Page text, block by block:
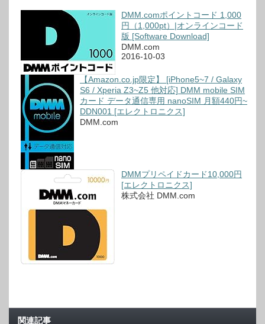
DMM.comポイントコード 1,000
円（1,000pt）|オンラインコード
版 [Software Download]
DMM.com
2016-10-03
【Amazon.co.jp限定】 [iPhone5~7 / Galaxy
S6 / Xperia Z3~Z5 他対応] DMM mobile SIM
カード データ通信専用 nanoSIM 月額440円~
DDN001 [エレクトロニクス]
DMM.com
DMMプリペイドカード10,000円
[エレクトロニクス]
株式会社 DMM.com
関連記事